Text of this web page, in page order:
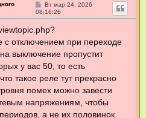
С
о
о
щ
е
и
е
Вт мар 24, 2026
08:16:26
с отключением при переходе
выключение пропустит
у вас 50, то есть
такое реле тут прекрасно
помех можно завести
напряжениям, чтобы
а не их половинок.